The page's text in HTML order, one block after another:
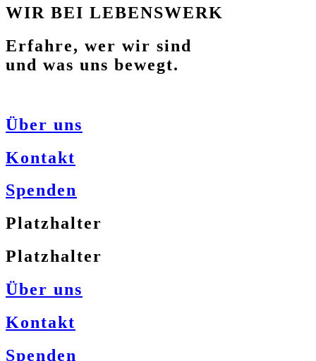
WIR BEI LEBENSWERK
Erfahre, wer wir sind
und was uns bewegt.
Über uns
Kontakt
Spenden
Platzhalter
Platzhalter
Über uns
Kontakt
Spenden